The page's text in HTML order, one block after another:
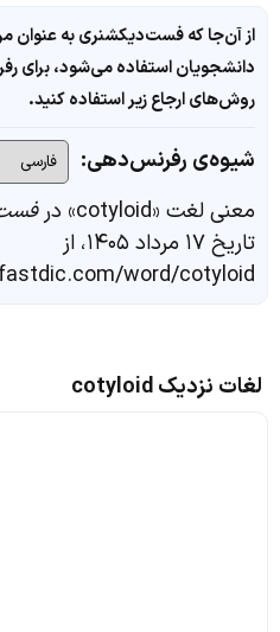
از آن‌جا که فست‌دیکشنری به عنوان
دانشجویان استفاده می‌شود، برای
روش‌های ارجاع زیر استفاده کنید.
شیوه‌ی رفرنس‌دهی:
معنی لغت «cotyloid» در
تاریخ ۱۷ مرداد ۱۴۰۵، از
word/cotyloid
لغات نزدیک cotyloid